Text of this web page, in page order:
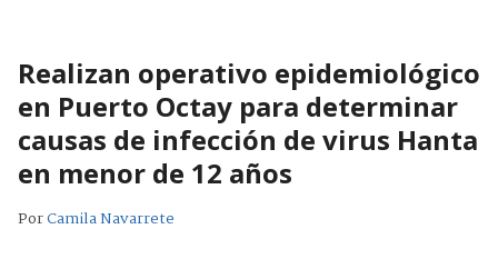
Realizan operativo epidemiológico
en Puerto Octay para determinar
causas de infección de virus Hanta
en menor de 12 años
PorCamila Navarrete